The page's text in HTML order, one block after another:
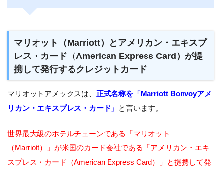
マリオット（Marriott）とアメリカン・エキスプ
レス・カード（American Express Card）が提
携して発行するクレジットカード
マリオットアメックスは、 正式名称を「Marriott Bonvoyアメ
リカン・エキスプレス・カード」 と言います。
世界最大級のホテルチェーンである「マリオット
（Marriott）」が米国のカード会社である「アメリカン・エキ
スプレス・カード（American Express Card）」と提携して発